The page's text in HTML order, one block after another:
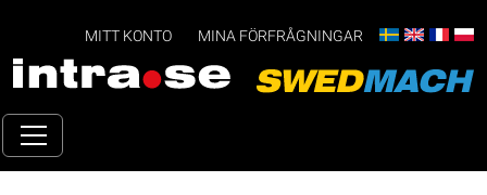
MITT KONTO MINA FÖRFRÅGNINGAR